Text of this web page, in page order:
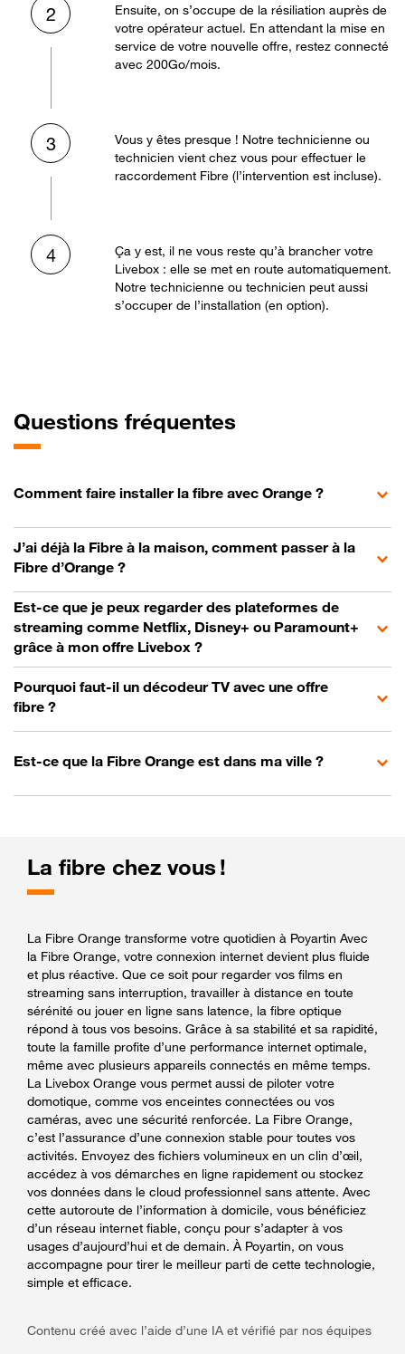
2
Ensuite, on s’occupe de la résiliation auprès de
votre opérateur actuel. En attendant la mise en
service de votre nouvelle offre, restez connecté
avec 200Go/mois.
3
Vous y êtes presque ! Notre technicienne ou
technicien vient chez vous pour effectuer le
raccordement Fibre (l’intervention est incluse).
4
Ça y est, il ne vous reste qu’à brancher votre
Livebox : elle se met en route automatiquement.
Notre technicienne ou technicien peut aussi
s’occuper de l’installation (en option).
Questions fréquentes
Comment faire installer la fibre avec Orange ?
J’ai déjà la Fibre à la maison, comment passer à la
Fibre d’Orange ?
Est-ce que je peux regarder des plateformes de
streaming comme Netflix, Disney+ ou Paramount+
grâce à mon offre Livebox ?
Pourquoi faut-il un décodeur TV avec une offre
fibre ?
Est-ce que la Fibre Orange est dans ma ville ?
La fibre chez vous !
La Fibre Orange transforme votre quotidien à Poyartin Avec
la Fibre Orange, votre connexion internet devient plus fluide
et plus réactive. Que ce soit pour regarder vos films en
streaming sans interruption, travailler à distance en toute
sérénité ou jouer en ligne sans latence, la fibre optique
répond à tous vos besoins. Grâce à sa stabilité et sa rapidité,
toute la famille profite d’une performance internet optimale,
même avec plusieurs appareils connectés en même temps.
La Livebox Orange vous permet aussi de piloter votre
domotique, comme vos enceintes connectées ou vos
caméras, avec une sécurité renforcée. La Fibre Orange,
c’est l’assurance d’une connexion stable pour toutes vos
activités. Envoyez des fichiers volumineux en un clin d’œil,
accédez à vos démarches en ligne rapidement ou stockez
vos données dans le cloud professionnel sans attente. Avec
cette autoroute de l’information à domicile, vous bénéficiez
d’un réseau internet fiable, conçu pour s’adapter à vos
usages d’aujourd’hui et de demain. À Poyartin, on vous
accompagne pour tirer le meilleur parti de cette technologie,
simple et efficace.
Contenu créé avec l’aide d’une IA et vérifié par nos équipes